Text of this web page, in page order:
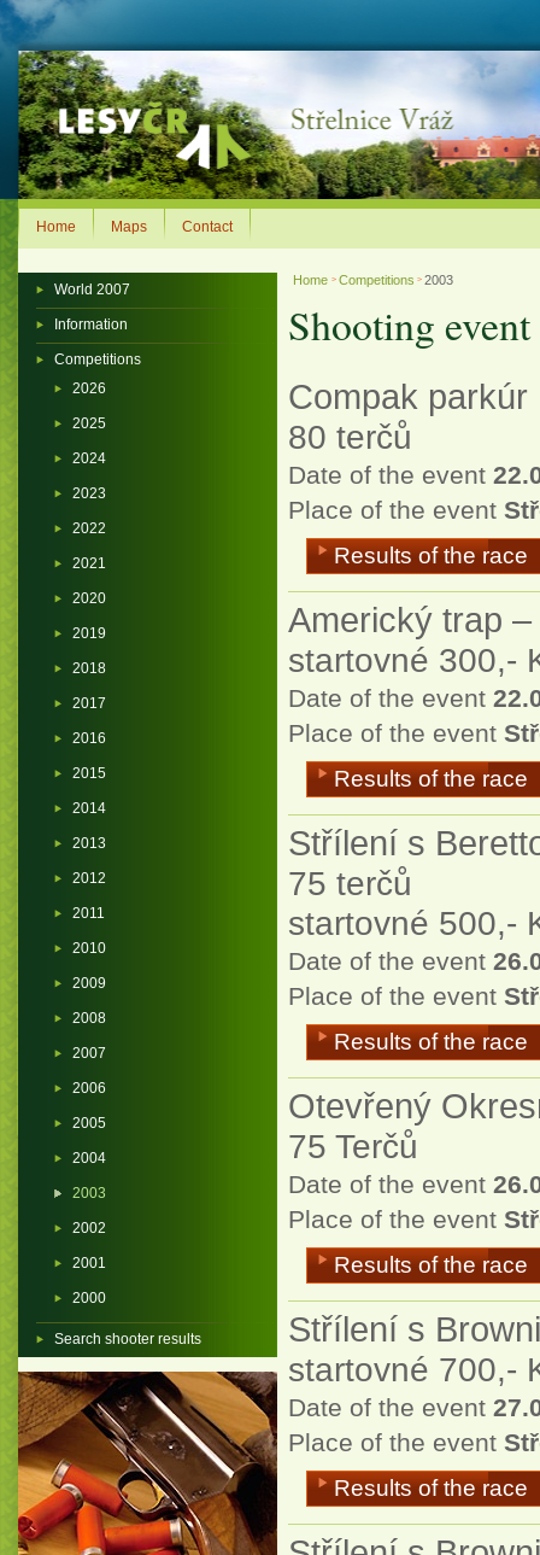
Home > Competitions > 2003
Shooting
Compak parkúr
80 terčů
Date of the event
Place of the event
Results of the race
Americký trap
startovné 300,-
Date of the event
Place of the event
Results of the race
Střílení s
75 terčů
startovné 500,-
Date of the event
Place of the event
Results of the race
Otevřený
75 Terčů
Date of the event
Place of the event
Results of the race
Střílení s
startovné 700,-
Date of the event
Place of the event
Results of the race
World 2007
Information
Competitions
2026
2025
2024
2023
2022
2021
2020
2019
2018
2017
2016
2015
2014
2013
2012
2011
2010
2009
2008
2007
2006
2005
2004
2003
2002
2001
2000
Search shooter results
Home Maps Contact